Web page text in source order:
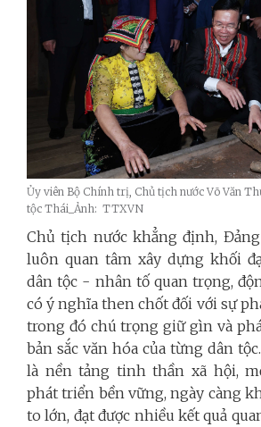
Ủy viên Bộ Chính trị, Chủ tịch nước Võ Văn
tộc Thái_Ảnh: TTXVN
Chủ tịch nước khẳng định,
luôn quan tâm xây dựng khối
dân tộc - nhân tố quan trọng,
có ý nghĩa then chốt đối với sự
trong đó chú trọng giữ gìn và
bản sắc văn hóa của từng dân
là nền tảng tinh thần xã hội,
phát triển bền vững, ngày càng
to lớn, đạt được nhiều kết quả